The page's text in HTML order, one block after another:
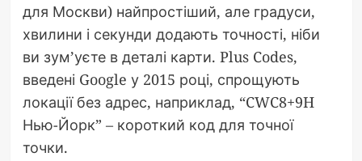
для Москви) найпростіший, але градуси,
хвилини і секунди додають точності, ніби
ви зум’уєте в деталі карти. Plus Codes,
введені Google у 2015 році, спрощують
локації без адрес, наприклад, “CWC8+9H
Нью-Йорк” – короткий код для точної
точки.